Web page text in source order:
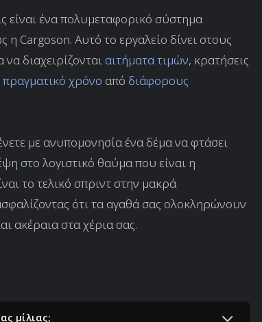
είναι ένα πολυμεταφορικό σύστημα
Cargoson. Αυτό το εργαλείο δίνει στους
διαχειρίζονται αιτήματα τιμών, κρατήσεις
χρόνο από διάφορους
με ανυπομονησία ένα δέμα να φτάσει
στο λογιστικό θαύμα που είναι η
το τελικό σπριντ στην μακρά
ότι τα αγαθά σας ολοκληρώνουν
ακέραια στα χέρια σας.
μίλιας;